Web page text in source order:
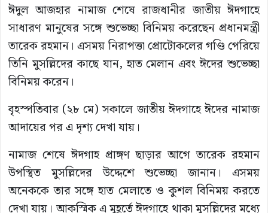
ঈদুল আজহার নামাজ শেষে রাজধানীর জাতীয় ঈদগাহে
সাধারণ মানুষের সঙ্গে শুভেচ্ছা বিনিময় করেছেন প্রধানমন্ত্রী
তারেক রহমান। এসময় নিরাপত্তা প্রোটোকলের গণ্ডি পেরিয়ে
তিনি মুসল্লিদের কাছে যান, হাত মেলান এবং ঈদের শুভেচ্ছা
বিনিময় করেন।
বৃহস্পতিবার (২৮ মে) সকালে জাতীয় ঈদগাহে ঈদের নামাজ
আদায়ের পর এ দৃশ্য দেখা যায়।
নামাজ শেষে ঈদগাহ প্রাঙ্গণ ছাড়ার আগে তারেক রহমান
উপস্থিত মুসল্লিদের উদ্দেশে শুভেচ্ছা জানান। এসময়
অনেককে তার সঙ্গে হাত মেলাতে ও কুশল বিনিময় করতে
দেখা যায়। আকস্মিক এ মুহূর্তে ঈদগাহে থাকা মুসল্লিদের মধ্যে